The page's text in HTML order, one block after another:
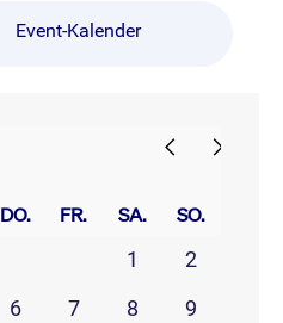
Event-Kalender
DO. FR. SA. SO.
1
2
6 7 8 9